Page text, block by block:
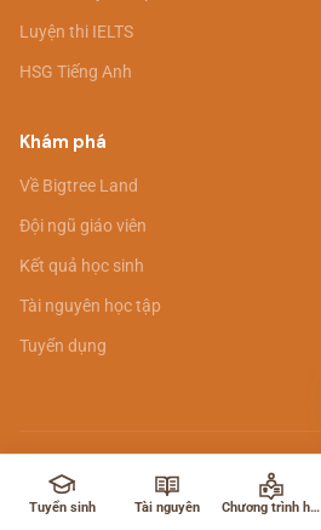
Luyện thi IELTS
HSG Tiếng Anh
Khám phá
Về Bigtree Land
Đội ngũ giáo viên
Kết quả học sinh
Tài nguyên học tập
Tuyển dụng
© 2026 Bigtree Land. All rights reserved. ·
khoản sử dụng
Tuyển sinh Tài nguyên Chương trình học